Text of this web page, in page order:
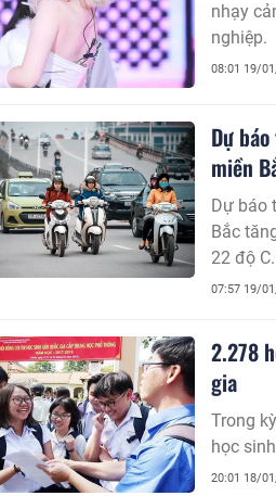
nhạy
nghiệp.
08:01 19/
Dự
miền
Dự báo
Bắc
22 độ C.
07:57 19/
2.278
gia
Trong
học
20:01 18/